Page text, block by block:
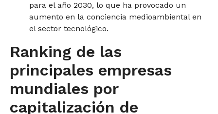
para el año 2030, lo que ha provocado un
aumento en la conciencia medioambiental en
el sector tecnológico.
Ranking de las
principales empresas
mundiales por
capitalización de